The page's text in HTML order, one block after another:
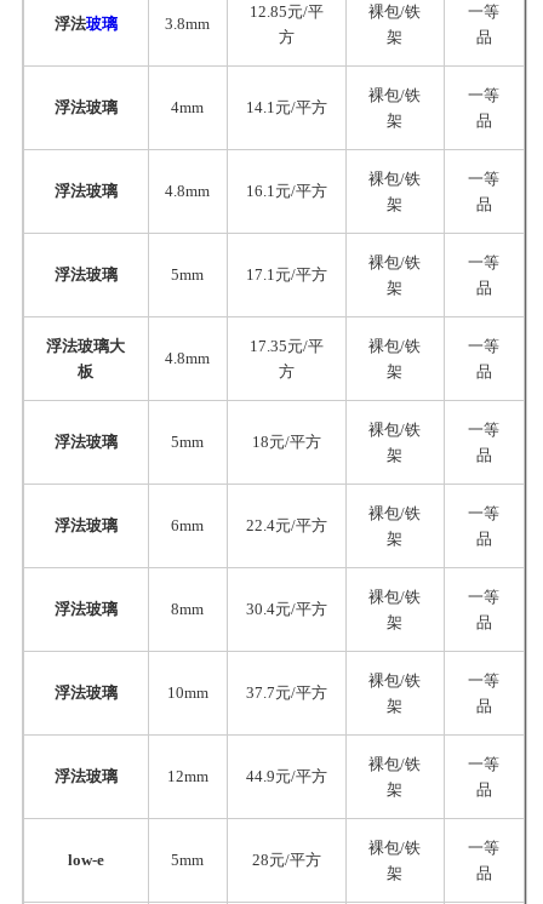
浮法玻璃 3.8mm
12.85元/平
方
裸包/铁
架
一等
品
浮法玻璃 4mm 14.1元/平方
裸包/铁
架
一等
品
浮法玻璃 4.8mm 16.1元/平方
裸包/铁
架
一等
品
浮法玻璃 5mm 17.1元/平方
裸包/铁
架
一等
品
浮法玻璃大
板
4.8mm
17.35元/平
方
裸包/铁
架
一等
品
浮法玻璃 5mm 18元/平方
裸包/铁
架
一等
品
浮法玻璃 6mm 22.4元/平方
裸包/铁
架
一等
品
浮法玻璃 8mm 30.4元/平方
裸包/铁
架
一等
品
浮法玻璃 10mm 37.7元/平方
裸包/铁
架
一等
品
浮法玻璃 12mm 44.9元/平方
裸包/铁
架
一等
品
low-e 5mm 28元/平方
裸包/铁
架
一等
品